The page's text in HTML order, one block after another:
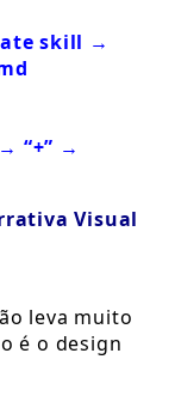
skill →
“+” →
Visual
leva muito
é o design